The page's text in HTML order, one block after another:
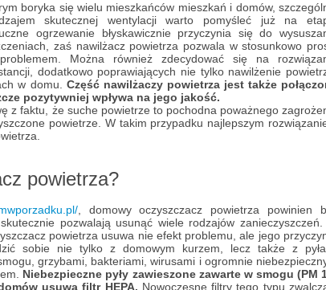
boryka się wielu mieszkańców mieszkań i domów,
skutecznej wentylacji warto pomyśleć już na
ogrzewanie błyskawicznie przyczynia się do
zaś nawilżacz powietrza pozwala w stosunkowo
Można również zdecydować się na
dodatkowo poprawiających nie tylko nawilżenie
w domu. Część nawilżaczy powietrza jest także
pozytywniej wpływa na jego jakość.
z faktu, że suche powietrze to pochodna poważnego
powietrze. W takim przypadku najlepszym
powietrza?
, domowy oczyszczacz powietrza powinien
pozwalają usunąć wiele rodzajów zanieczyszczeń.
powietrza usuwa nie efekt problemu, ale jego
sobie nie tylko z domowym kurzem, lecz także z
grzybami, bakteriami, wirusami i ogromnie
Niebezpieczne pyły zawieszone zawarte w smogu (PM
usuwa filtr HEPA. Nowoczesne filtry tego typu